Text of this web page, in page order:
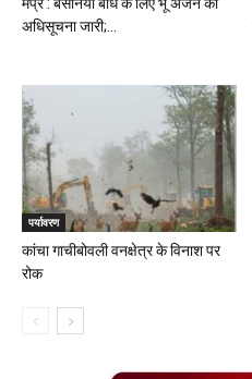
अधिसूचना जारी;...
पर्यावरण
कांचा गाचीबोवली वनक्षेत्र के विनाश पर
रोक